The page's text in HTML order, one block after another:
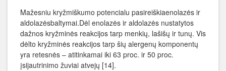
Mažesniu kryžmiškumo potencialu pasireiškiaenolazės ir
aldolazėsbaltymai.Dėl enolazės ir aldolazės nustatytos
dažnos kryžminės reakcijos tarp menkių, lašišų ir tunų. Vis
dėlto kryžminės reakcijos tarp šių alergenų komponentų
yra retesnės – atitinkamai iki 63 proc. ir 50 proc.
įsijautrinimo žuviai atvejų [14].